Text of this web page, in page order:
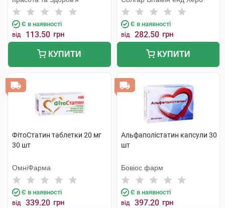
Є в наявності
від 113.50 грн
КУПИТИ
Є в наявності
від 282.50 грн
КУПИТИ
ФітоСтатин таблетки 20 мг
30 шт
ОмніФарма
Є в наявності
від 339.20 грн
Альфаполістатин капсули 30
шт
Бовіос фарм
Є в наявності
від 397.20 грн